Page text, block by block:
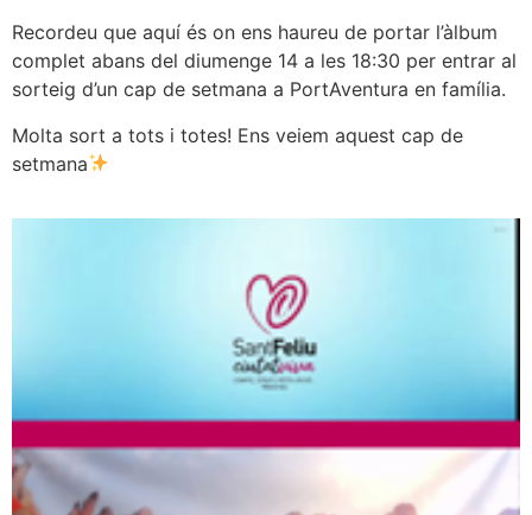
Recordeu que aquí és on ens haureu de portar l’àlbum
complet abans del diumenge 14 a les 18:30 per entrar al
sorteig d’un cap de setmana a PortAventura en família.
Molta sort a tots i totes! Ens veiem aquest cap de
setmana